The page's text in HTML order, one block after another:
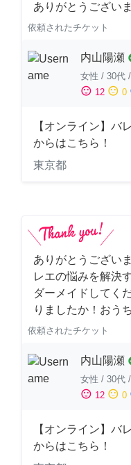
ありがとうござい
依頼されたチケット
内山陽瀬
女性 / 30代 /
sentiment_satisfied 12 sentiment_neutral 0
【オンライン】バ
からはこちら！
東京都
ありがとうござい
レエの悩みを解決
ダーメイドしてく
りましたか！おう
依頼されたチケット
内山陽瀬
女性 / 30代 /
sentiment_satisfied 12 sentiment_neutral 0
【オンライン】バ
からはこちら！